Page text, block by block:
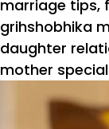
on
marriage tips,
grihshobhika
daughter
mother special